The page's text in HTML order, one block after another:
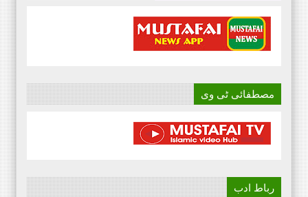
مصطفائی ٹی وی
رباط ادب